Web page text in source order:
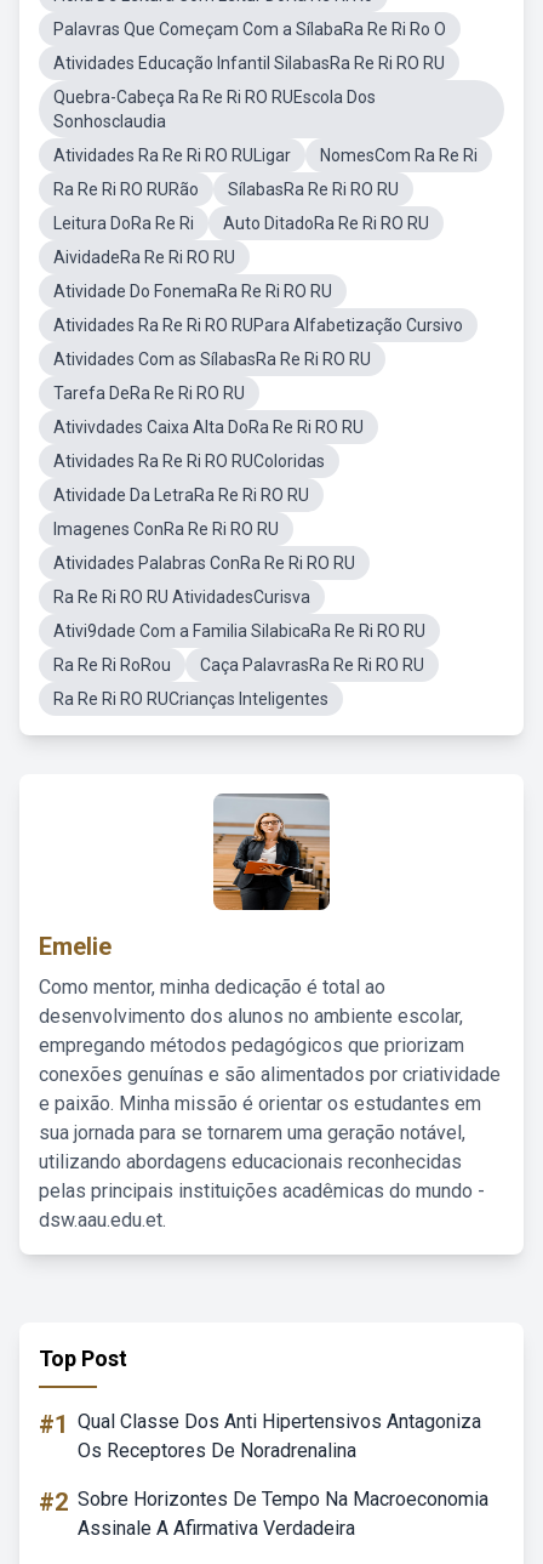
Palavras Que Começam Com a SílabaRa Re Ri Ro O
Atividades Educação Infantil SilabasRa Re Ri RO RU
Quebra-Cabeça Ra Re Ri RO RUEscola Dos
Sonhosclaudia
Atividades Ra Re Ri RO RULigar
NomesCom Ra Re Ri
Ra Re Ri RO RURão
SílabasRa Re Ri RO RU
Leitura DoRa Re Ri
Auto DitadoRa Re Ri RO RU
AividadeRa Re Ri RO RU
Atividade Do FonemaRa Re Ri RO RU
Atividades Ra Re Ri RO RUPara Alfabetização Cursivo
Atividades Com as SílabasRa Re Ri RO RU
Tarefa DeRa Re Ri RO RU
Ativivdades Caixa Alta DoRa Re Ri RO RU
Atividades Ra Re Ri RO RUColoridas
Atividade Da LetraRa Re Ri RO RU
Imagenes ConRa Re Ri RO RU
Atividades Palabras ConRa Re Ri RO RU
Ra Re Ri RO RU AtividadesCurisva
Ativi9dade Com a Familia SilabicaRa Re Ri RO RU
Ra Re Ri RoRou
Caça PalavrasRa Re Ri RO RU
Ra Re Ri RO RUCrianças Inteligentes
Emelie
Como mentor, minha dedicação é total ao
desenvolvimento dos alunos no ambiente escolar,
empregando métodos pedagógicos que priorizam
conexões genuínas e são alimentados por criatividade
e paixão. Minha missão é orientar os estudantes em
sua jornada para se tornarem uma geração notável,
utilizando abordagens educacionais reconhecidas
pelas principais instituições acadêmicas do mundo -
dsw.aau.edu.et.
Top Post
#1 Qual Classe Dos Anti Hipertensivos Antagoniza
Os Receptores De Noradrenalina
#2 Sobre Horizontes De Tempo Na Macroeconomia
Assinale A Afirmativa Verdadeira